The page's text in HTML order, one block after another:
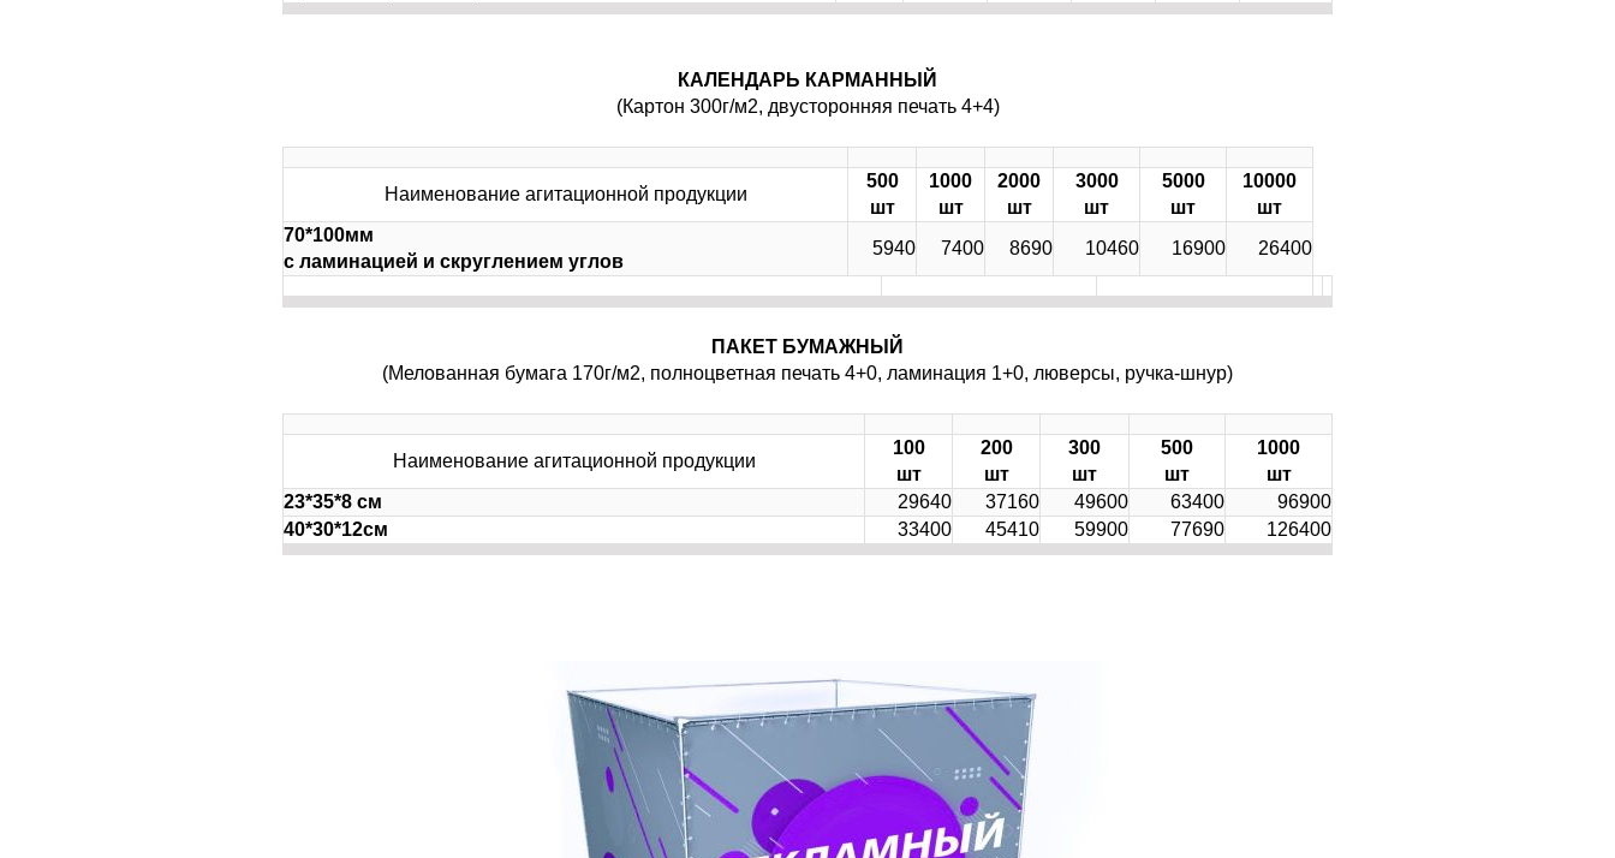
КАЛЕНДАРЬ КАРМАННЫЙ
(Картон 300г/м2, двусторонняя печать 4+4)
Наименование агитационной продукции
500
шт
1000
шт
2000
шт
3000
шт
5000
шт
10000
шт
70*100мм
с ламинацией и скруглением углов
5940 7400 8690 10460 16900 26400
ПАКЕТ БУМАЖНЫЙ
(Мелованная бумага 170г/м2, полноцветная печать 4+0, ламинация 1+0, люверсы, ручка-шнур)
Наименование агитационной продукции
100
шт
200
шт
300
шт
500
шт
1000
шт
23*35*8 см
29640 37160 49600 63400
96900
40*30*12см
33400 45410 59900 77690 126400